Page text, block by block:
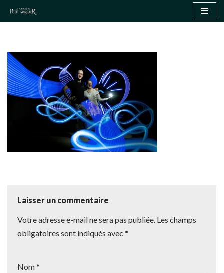
contenu
Laisser un commentaire
Votre adresse e-mail ne sera pas publiée. Les champs
obligatoires sont indiqués avec *
Nom*